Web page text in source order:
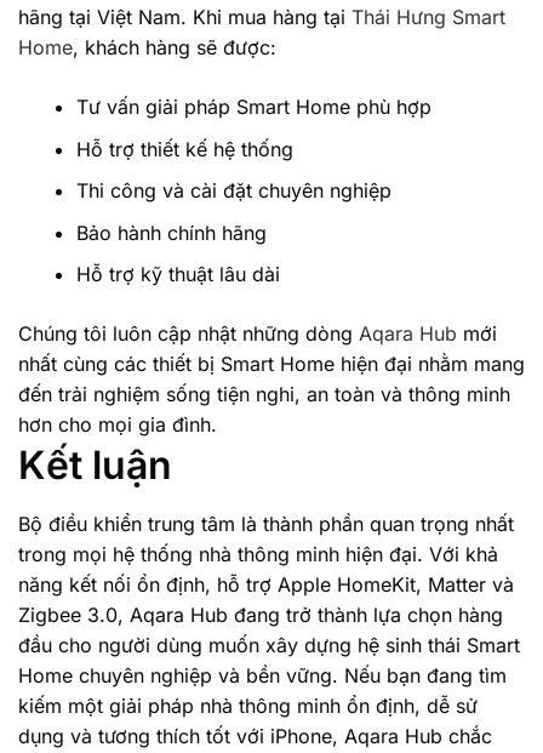
hãng tại Việt Nam. Khi mua hàng tại Thái Hưng Smart
Home, khách hàng sẽ được:
Tư vấn giải pháp Smart Home phù hợp
Hỗ trợ thiết kế hệ thống
Thi công và cài đặt chuyên nghiệp
Bảo hành chính hãng
Hỗ trợ kỹ thuật lâu dài
Chúng tôi luôn cập nhật những dòng Aqara Hub mới
nhất cùng các thiết bị Smart Home hiện đại nhằm mang
đến trải nghiệm sống tiện nghi, an toàn và thông minh
hơn cho mọi gia đình.
Kết luận
Bộ điều khiển trung tâm là thành phần quan trọng nhất
trong mọi hệ thống nhà thông minh hiện đại. Với khả
năng kết nối ổn định, hỗ trợ Apple HomeKit, Matter và
Zigbee 3.0, Aqara Hub đang trở thành lựa chọn hàng
đầu cho người dùng muốn xây dựng hệ sinh thái Smart
Home chuyên nghiệp và bền vững. Nếu bạn đang tìm
kiếm một giải pháp nhà thông minh ổn định, dễ sử
dụng và tương thích tốt với iPhone, Aqara Hub chắc